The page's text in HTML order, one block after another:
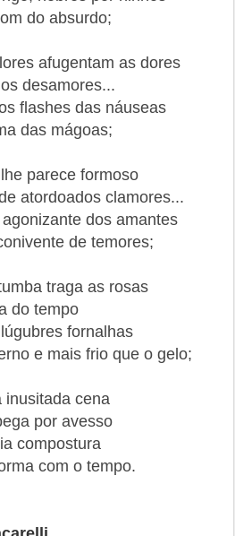
do absurdo;
afugentam as dores
desamores...
flashes das náuseas
das mágoas;
parece formoso
atordoados clamores...
dos amantes
de temores;
traga as rosas
do tempo
fornalhas
e mais frio que o gelo;
inusitada cena
por avesso
compostura
com o tempo.